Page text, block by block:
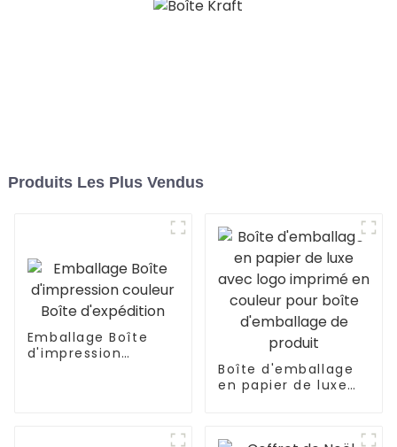
Produits Les Plus Vendus
Emballage Boîte
d'impression
Boîte d'emballage
en papier de luxe